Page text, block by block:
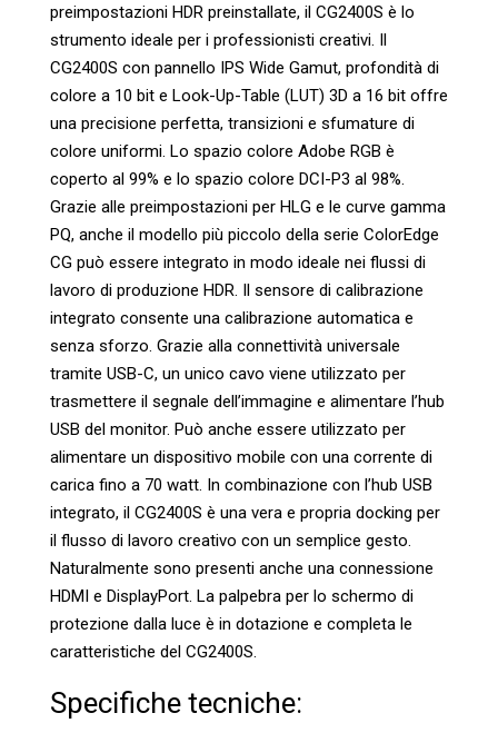
preimpostazioni HDR preinstallate, il CG2400S è lo
strumento ideale per i professionisti creativi. Il
CG2400S con pannello IPS Wide Gamut, profondità di
colore a 10 bit e Look-Up-Table (LUT) 3D a 16 bit offre
una precisione perfetta, transizioni e sfumature di
colore uniformi. Lo spazio colore Adobe RGB è
coperto al 99% e lo spazio colore DCI-P3 al 98%.
Grazie alle preimpostazioni per HLG e le curve gamma
PQ, anche il modello più piccolo della serie ColorEdge
CG può essere integrato in modo ideale nei flussi di
lavoro di produzione HDR. Il sensore di calibrazione
integrato consente una calibrazione automatica e
senza sforzo. Grazie alla connettività universale
tramite USB-C, un unico cavo viene utilizzato per
trasmettere il segnale dell’immagine e alimentare l’hub
USB del monitor. Può anche essere utilizzato per
alimentare un dispositivo mobile con una corrente di
carica fino a 70 watt. In combinazione con l’hub USB
integrato, il CG2400S è una vera e propria docking per
il flusso di lavoro creativo con un semplice gesto.
Naturalmente sono presenti anche una connessione
HDMI e DisplayPort. La palpebra per lo schermo di
protezione dalla luce è in dotazione e completa le
caratteristiche del CG2400S.
Specifiche tecniche: